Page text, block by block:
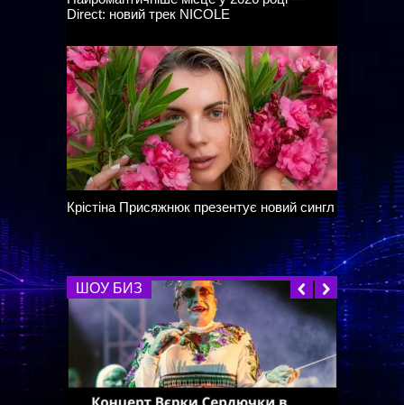
Direct: новий трек NICOLE
Крістіна Присяжнюк презентує новий сингл
«Руки-пелюстки» — легкий літній
ШОУ БИЗ